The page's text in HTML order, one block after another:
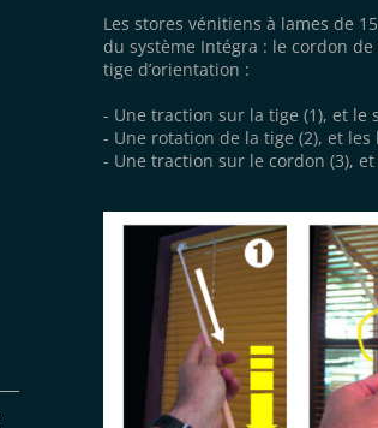
Les stores vénitiens à lames de
du système Intégra : le cordon
tige d’orientation :
- Une traction sur la tige (1), et le
- Une rotation de la tige (2), et les
- Une traction sur le cordon (3),